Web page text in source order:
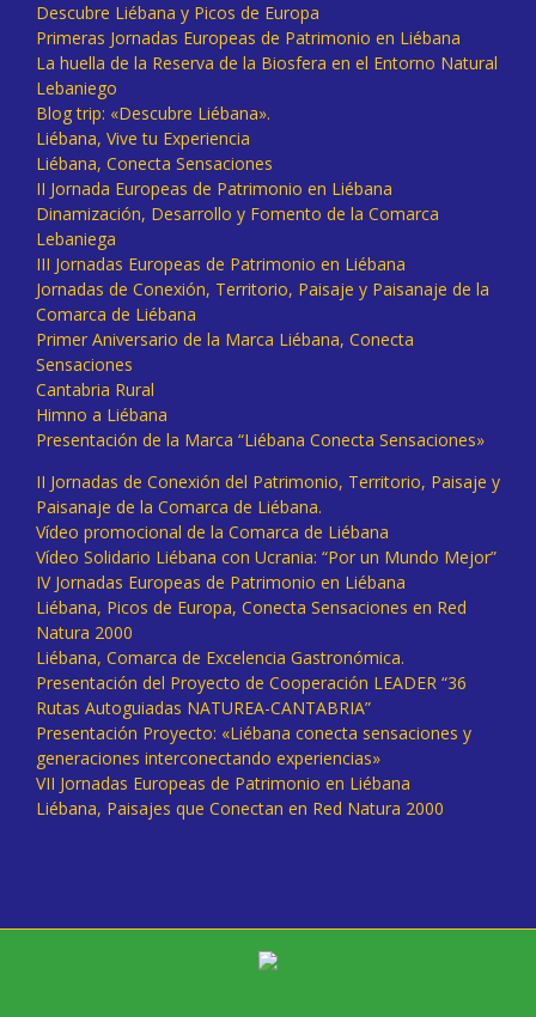
Descubre Liébana y Picos de Europa
Primeras Jornadas Europeas de Patrimonio en Liébana
La huella de la Reserva de la Biosfera en el Entorno Natural
Lebaniego
Blog trip: «Descubre Liébana».
Liébana, Vive tu Experiencia
Liébana, Conecta Sensaciones
II Jornada Europeas de Patrimonio en Liébana
Dinamización, Desarrollo y Fomento de la Comarca
Lebaniega
III Jornadas Europeas de Patrimonio en Liébana
Jornadas de Conexión, Territorio, Paisaje y Paisanaje de la
Comarca de Liébana
Primer Aniversario de la Marca Liébana, Conecta
Sensaciones
Cantabria Rural
Himno a Liébana
Presentación de la Marca “Liébana Conecta Sensaciones»
II Jornadas de Conexión del Patrimonio, Territorio, Paisaje y
Paisanaje de la Comarca de Liébana.
Vídeo promocional de la Comarca de Liébana
Vídeo Solidario Liébana con Ucrania: “Por un Mundo Mejor”
IV Jornadas Europeas de Patrimonio en Liébana
Liébana, Picos de Europa, Conecta Sensaciones en Red
Natura 2000
Liébana, Comarca de Excelencia Gastronómica.
Presentación del Proyecto de Cooperación LEADER “36
Rutas Autoguiadas NATUREA-CANTABRIA”
Presentación Proyecto: «Liébana conecta sensaciones y
generaciones interconectando experiencias»
VII Jornadas Europeas de Patrimonio en Liébana
Liébana, Paisajes que Conectan en Red Natura 2000